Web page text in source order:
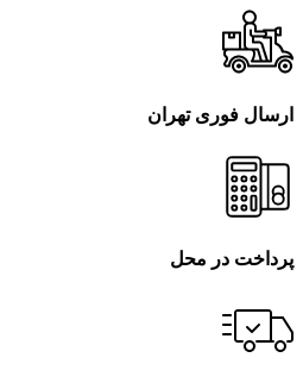
ارسال فوری تهران
پرداخت در محل